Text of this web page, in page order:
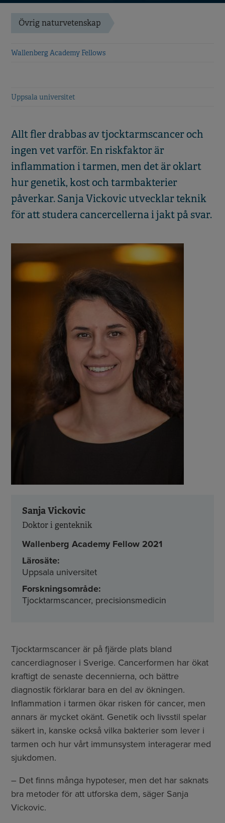
Övrig naturvetenskap
Wallenberg Academy Fellows
Uppsala universitet
Allt fler drabbas av tjocktarmscancer och
ingen vet varför. En riskfaktor är
inflammation i tarmen, men det är oklart
hur genetik, kost och tarmbakterier
påverkar. Sanja Vickovic utvecklar teknik
för att studera cancercellerna i jakt på svar.
Sanja Vickovic
Doktor i genteknik
Wallenberg Academy Fellow 2021
Lärosäte:
Uppsala universitet
Forskningsområde:
Tjocktarmscancer, precisionsmedicin
Tjocktarmscancer är på fjärde plats bland
cancerdiagnoser i Sverige. Cancerformen har ökat
kraftigt de senaste decennierna, och bättre
diagnostik förklarar bara en del av ökningen.
Inflammation i tarmen ökar risken för cancer, men
annars är mycket okänt. Genetik och livsstil spelar
säkert in, kanske också vilka bakterier som lever i
tarmen och hur vårt immunsystem interagerar med
sjukdomen.
– Det finns många hypoteser, men det har saknats
bra metoder för att utforska dem, säger Sanja
Vickovic.